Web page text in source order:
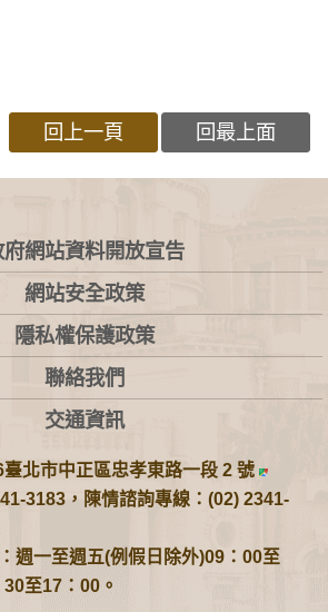
回上一頁 回最上面
府網站資料開放宣告
網站安全政策
隱私權保護政策
聯絡我們
交通資訊
北市中正區忠孝東路一段 2 號
3183，陳情諮詢專線：(02) 2341-
週一至週五(例假日除外)09：00至
至17：00。